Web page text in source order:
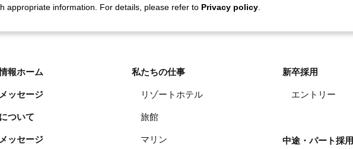
報ホーム
ッセージ
ついて
ッセージ
私たちの仕事
リゾートホテル
旅館
マリン
新卒採用
エントリー
中途・パート採用
appropriate information. For details, please refer to Privacy policy